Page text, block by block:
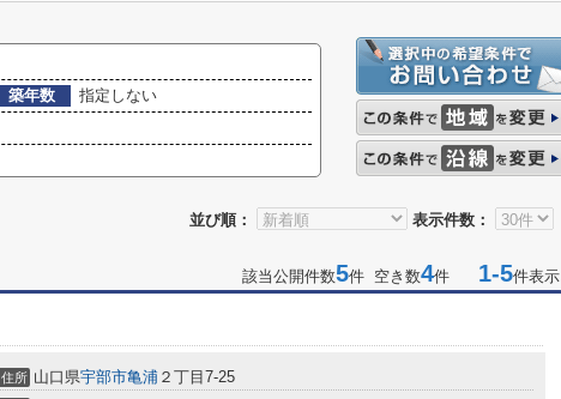
築年数
指定しない
並び順： 表示件数：
該当公開件数5件 空き数4件 1-5件表示
住所 山口県宇部市亀浦 ２丁目7-25